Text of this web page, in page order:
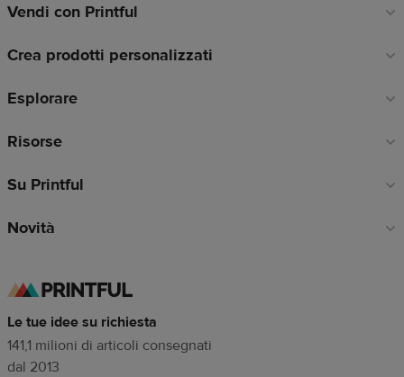
Link
piè
pagina
Vendi con Printful
Crea prodotti personalizzati
Esplorare
Risorse
Su Printful
Novità
Le tue idee su richiesta
141,1 milioni di articoli consegnati
dal 2013